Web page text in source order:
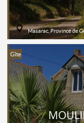
Masarac, Province de
Gîte